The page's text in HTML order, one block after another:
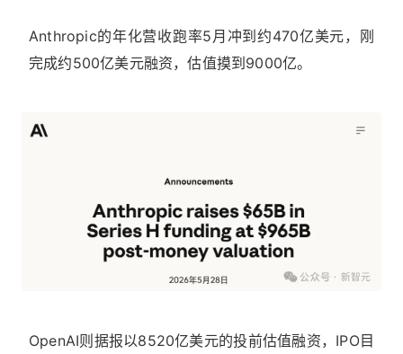
Anthropic的年化营收跑率5月冲到约470亿美元，刚
完成约500亿美元融资，估值摸到9000亿。
OpenAI则据报以8520亿美元的投前估值融资，IPO目